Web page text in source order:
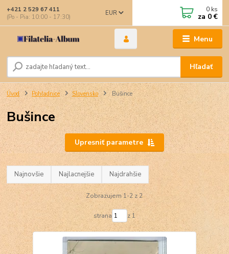
Menu
EUR
Hľadať
+421 2 529 67 411
(Po - Pia: 10:00 - 17:30)
0 ks
za 0 €
Úvod Pohľadnice Slovensko Bušince
Bušince
Upresniť parametre
Najnovšie Najlacnejšie Najdrahšie
Zobrazujem 1-2 z 2
strana z 1